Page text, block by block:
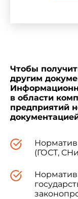
Чтобы
другим
в области
предприятий
(ГОСТ,